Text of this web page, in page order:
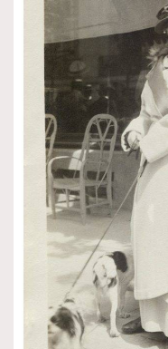
AFrenchMind
EmpowerF